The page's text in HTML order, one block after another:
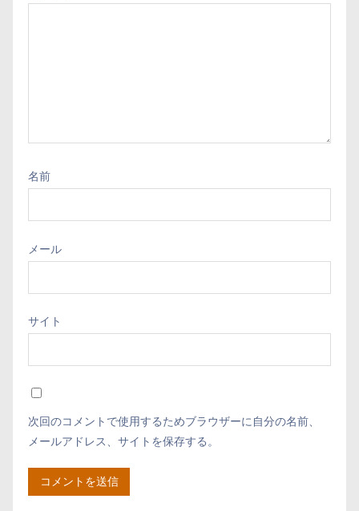
名前
メール
サイト
次回のコメントで使用するためブラウザーに自分の名前、
メールアドレス、サイトを保存する。